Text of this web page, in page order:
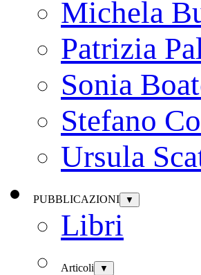
Michela
Patrizia
Sonia
Stefano
Ursula
PUBBLICAZIONI ▼
Libri
Articoli ▼